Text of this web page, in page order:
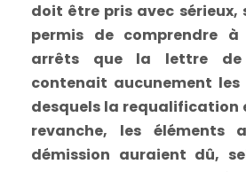
doit être pris avec sérieux,
permis de comprendre
arrêts que la lettre de
contenait aucunement les
desquels la requalification
revanche, les éléments
démission auraient dû,